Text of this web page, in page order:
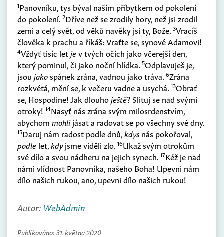
1Panovníku, tys býval naším příbytkem od pokolení
do pokolení. 2Dříve než se zrodily hory, než jsi zrodil
zemi a celý svět, od věků navěky jsi ty, Bože. 3Vracíš
člověka k prachu a říkáš: Vraťte se, synové Adamovi!
4Vždyť tisíc letjev tvých očích jako včerejší den,
který pominul, či jako noční hlídka. 5Odplavuješ je,
jsou jakospánek zrána, vadnou jako tráva. 6Zrána
rozkvétá, mění se, k večeru vadne a usychá. 13Obrať
se, Hospodine! Jak dlouhoještě? Slituj se nad svými
otroky! 14Nasyť nás zrána svým milosrdenstvím,
abychom mohlijásat a radovat se po všechny své dny.
15Daruj nám radost podle dnů,kdys nás pokořoval,
podle let,kdyjsme viděli zlo. 16Ukaž svým otrokům
své dílo a svou nádheru na jejich synech. 17Kéž je nad
námi vlídnost Panovníka, našeho Boha! Upevni nám
dílo našich rukou, ano, upevni dílo našich rukou!
Autor: WebAdmin
Publikováno: 31. května 2020